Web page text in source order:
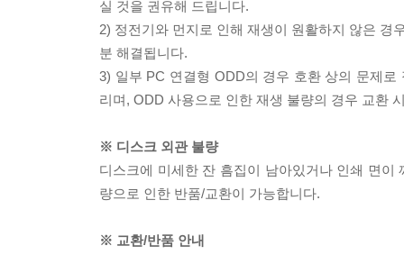
실 것을 권유해 드립니다.
2) 정전기와 먼지로 인해 재생이 원활하지 않은 경
분 해결됩니다.
3) 일부 PC 연결형 ODD의 경우 호환 상의 문제
리며, ODD 사용으로 인한 재생 불량의 경우 교환
※ 디스크 외관 불량
디스크에 미세한 잔 흠집이 남아있거나 인쇄 면
량으로 인한 반품/교환이 가능합니다.
※ 교환/반품 안내